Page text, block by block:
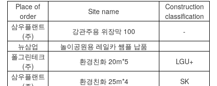
Place of
order
Site name
Construction
classification
삼우플랜트
(주)
강관주용 위장막 100
-
뉴삼업
놀이공원용 레일카 쌤플 납품
폴그린테크
(주)
환경친화 20m*5
LGU+
삼우플랜트
환경친화 25m*4 SK